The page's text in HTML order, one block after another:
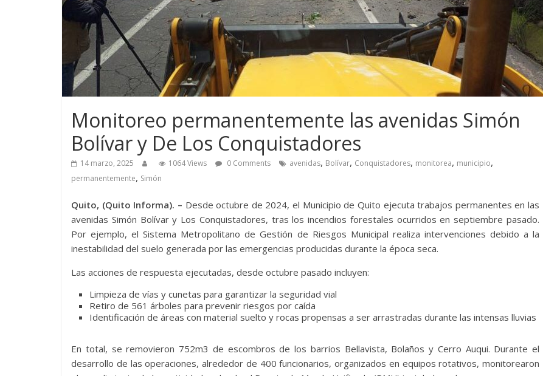
Monitoreo permanentemente las avenidas Simón
Bolívar y De Los Conquistadores
14 marzo, 2025 1064 Views 0 Comments avenidas, Bolívar, Conquistadores, monitorea, municipio,
permanentemente, Simón
Quito, (Quito Informa). – Desde octubre de 2024, el Municipio de Quito ejecuta trabajos permanentes en las
avenidas Simón Bolívar y Los Conquistadores, tras los incendios forestales ocurridos en septiembre pasado.
Por ejemplo, el Sistema Metropolitano de Gestión de Riesgos Municipal realiza intervenciones debido a la
inestabilidad del suelo generada por las emergencias producidas durante la época seca.
Las acciones de respuesta ejecutadas, desde octubre pasado incluyen:
Limpieza de vías y cunetas para garantizar la seguridad vial
Retiro de 561 árboles para prevenir riesgos por caída
Identificación de áreas con material suelto y rocas propensas a ser arrastradas durante las intensas lluvias
En total, se removieron 752m3 de escombros de los barrios Bellavista, Bolaños y Cerro Auqui. Durante el
desarrollo de las operaciones, alrededor de 400 funcionarios, organizados en equipos rotativos, monitorearon